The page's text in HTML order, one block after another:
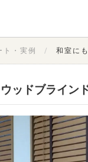
ト・実例 和室に
ッドブラインド